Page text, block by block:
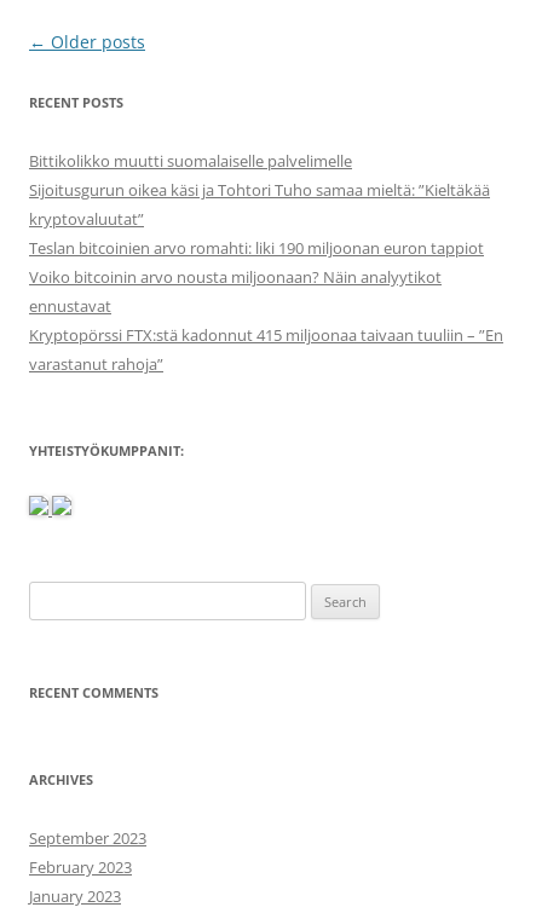
Post
← Older posts
RECENT POSTS
Bittikolikko muutti suomalaiselle palvelimelle
Sijoitusgurun oikea käsi ja Tohtori Tuho samaa mieltä: ”Kieltäkää
kryptovaluutat”
Teslan bitcoinien arvo romahti: liki 190 miljoonan euron tappiot
Voiko bitcoinin arvo nousta miljoonaan? Näin analyytikot
ennustavat
Kryptopörssi FTX:stä kadonnut 415 miljoonaa taivaan tuuliin – ”En
varastanut rahoja”
YHTEISTYÖKUMPPANIT:
for:
RECENT COMMENTS
ARCHIVES
September 2023
February 2023
January 2023